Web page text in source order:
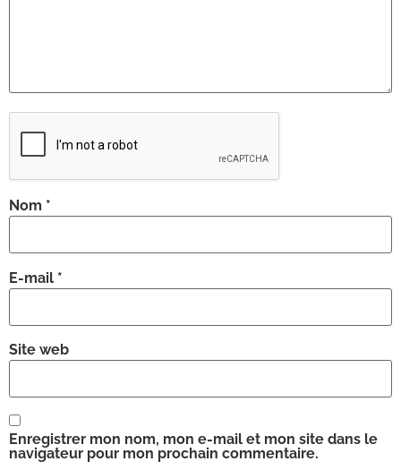
Nom *
E-mail *
Site web
Enregistrer mon nom, mon e-mail et mon site dans le
navigateur pour mon prochain commentaire.